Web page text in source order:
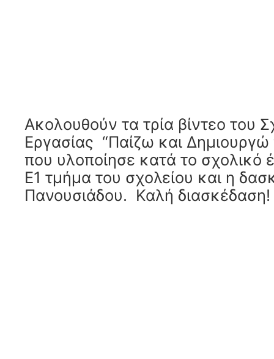
Ακολουθούν τα τρία βίντεο του
Εργασίας “Παίζω και Δημιουργώ
που υλοποίησε κατά το σχολικό
Ε1 τμήμα του σχολείου και η
Πανουσιάδου. Καλή διασκέδαση!